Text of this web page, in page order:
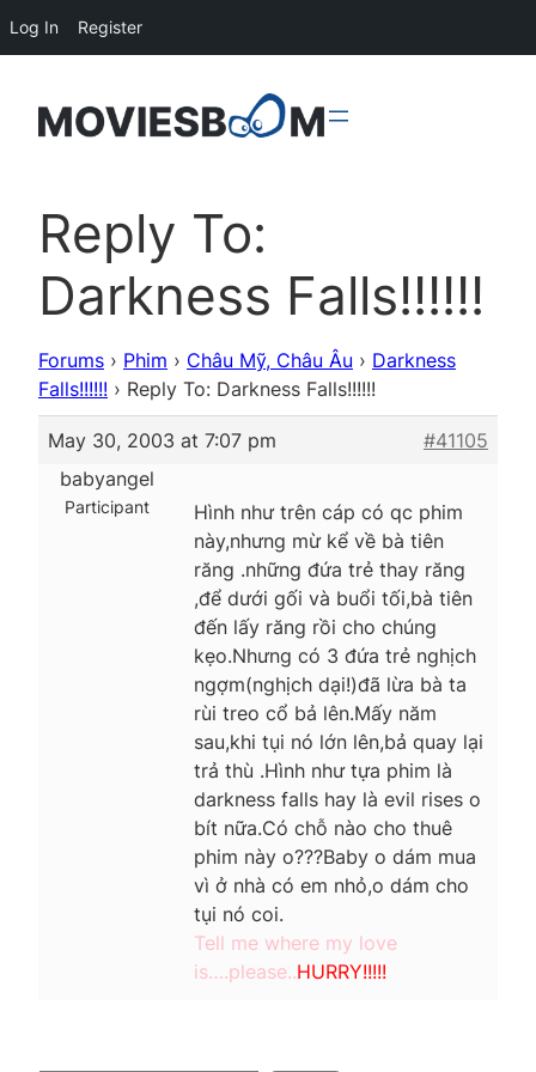
Reply To:
Darkness Falls!!!!!!
Forums › Phim › Châu Mỹ, Châu Âu › Darkness
Falls!!!!!! › Reply To: Darkness Falls!!!!!!
May 30, 2003 at 7:07 pm
#41105
babyangel
Participant
Hình như trên cáp có qc phim
này,nhưng mừ kể về bà tiên
răng .những đứa trẻ thay răng
,để dưới gối và buổi tối,bà tiên
đến lấy răng rồi cho chúng
kẹo.Nhưng có 3 đứa trẻ nghịch
ngợm(nghịch dại!)đã lừa bà ta
rùi treo cổ bả lên.Mấy năm
sau,khi tụi nó lớn lên,bả quay lại
trả thù .Hình như tựa phim là
darkness falls hay là evil rises o
bít nữa.Có chỗ nào cho thuê
phim này o???Baby o dám mua
vì ở nhà có em nhỏ,o dám cho
tụi nó coi.
Tell me where my love
is….please..HURRY!!!!!
Log In Register